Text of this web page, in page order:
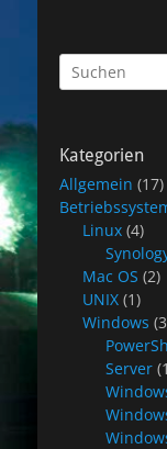
Suchen
nach:
Kategorien
Allgemein (17)
Linux (4)
Mac OS (2)
UNIX (1)
Windows
Server